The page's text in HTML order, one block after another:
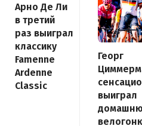
Арно Де Ли
в третий
раз выиграл
классику
Famenne
Ardenne
Classic
Георг
выиграл